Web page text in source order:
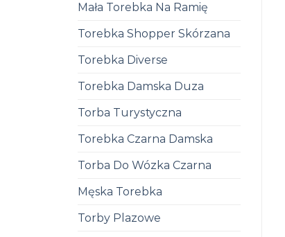
Mała Torebka Na Ramię
Torebka Shopper Skórzana
Torebka Diverse
Torebka Damska Duza
Torba Turystyczna
Torebka Czarna Damska
Torba Do Wózka Czarna
Męska Torebka
Torby Plazowe